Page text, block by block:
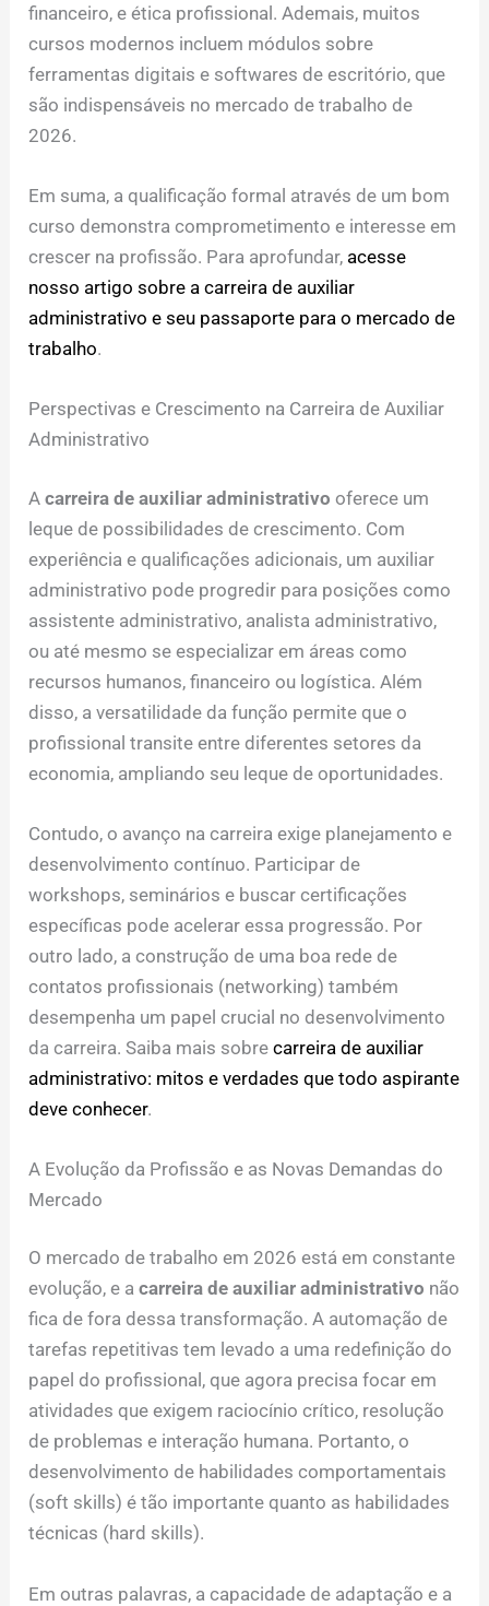
financeiro, e ética profissional. Ademais, muitos
cursos modernos incluem módulos sobre
ferramentas digitais e softwares de escritório, que
são indispensáveis no mercado de trabalho de
2026.
Em suma, a qualificação formal através de um bom
curso demonstra comprometimento e interesse em
crescer na profissão. Para aprofundar, acesse
nosso artigo sobre a carreira de auxiliar
administrativo e seu passaporte para o mercado de
trabalho.
Perspectivas e Crescimento na Carreira de Auxiliar
Administrativo
Acarreira de auxiliar administrativo oferece um
leque de possibilidades de crescimento. Com
experiência e qualificações adicionais, um auxiliar
administrativo pode progredir para posições como
assistente administrativo, analista administrativo,
ou até mesmo se especializar em áreas como
recursos humanos, financeiro ou logística. Além
disso, a versatilidade da função permite que o
profissional transite entre diferentes setores da
economia, ampliando seu leque de oportunidades.
Contudo, o avanço na carreira exige planejamento e
desenvolvimento contínuo. Participar de
workshops, seminários e buscar certificações
específicas pode acelerar essa progressão. Por
outro lado, a construção de uma boa rede de
contatos profissionais (networking) também
desempenha um papel crucial no desenvolvimento
da carreira. Saiba mais sobrecarreira de auxiliar
administrativo: mitos e verdades que todo aspirante
deve conhecer.
A Evolução da Profissão e as Novas Demandas do
Mercado
O mercado de trabalho em 2026 está em constante
evolução, e acarreira de auxiliar administrativo não
fica de fora dessa transformação. A automação de
tarefas repetitivas tem levado a uma redefinição do
papel do profissional, que agora precisa focar em
atividades que exigem raciocínio crítico, resolução
de problemas e interação humana. Portanto, o
desenvolvimento de habilidades comportamentais
(soft skills) é tão importante quanto as habilidades
técnicas (hard skills).
Em outras palavras, a capacidade de adaptação e a